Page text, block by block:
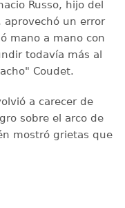
Russo, hijo del
aprovechó un error
mano a mano con
todavía más al
Coudet.
a carecer de
sobre el arco de
mostró grietas que